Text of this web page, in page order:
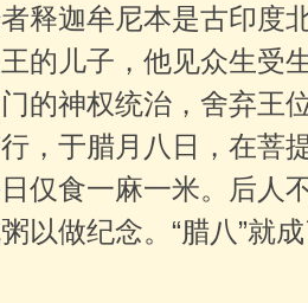
释迦牟尼本是古印度
的儿子，他见众生受
的神权统治，舍弃王
，于腊月八日，在菩
仅食一麻一米。后人
以做纪念。“腊八”就